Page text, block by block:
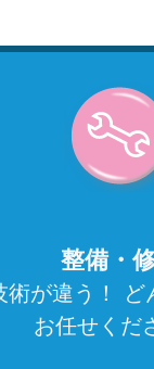
整備・
術が違う！ ど
お任せくだ